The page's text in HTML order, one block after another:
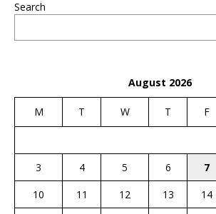
Search
August 2026
M T W T F
3
4 5 6 7
10
11 12 13 14